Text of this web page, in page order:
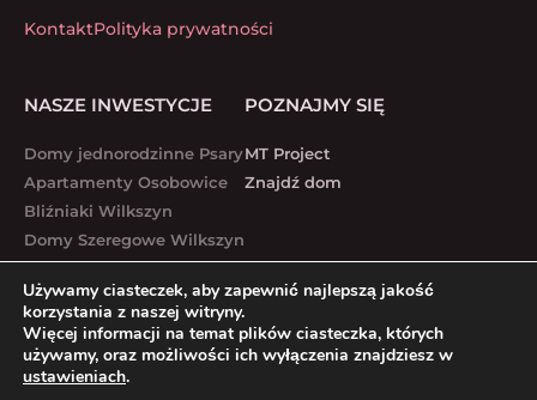
KontaktPolityka prywatności
NASZE INWESTYCJE
Domy jednorodzinne Psary
Apartamenty Osobowice
Bliźniaki Wilkszyn
Domy Szeregowe Wilkszyn
Lubawska 1 – 7
Białostocka 51-53
Lubawska 25-27
Lubawska 17 – 19
POZNAJMY SIĘ
MT Project
Znajdź dom
Używamy ciasteczek, aby zapewnić najlepszą jakość
korzystania z naszej witryny.
Więcej informacji na temat plików ciasteczka, których
używamy, oraz możliwości ich wyłączenia znajdziesz w
ustawieniach.